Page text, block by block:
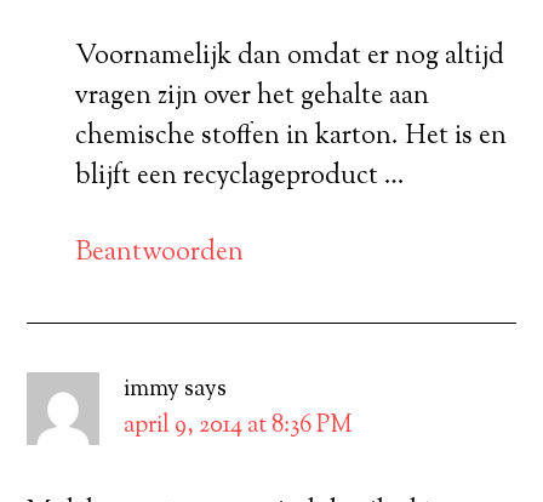
Voornamelijk dan omdat er nog altijd
vragen zijn over het gehalte aan
chemische stoffen in karton. Het is en
blijft een recyclageproduct …
Beantwoorden
immy says
april 9, 2014 at 8:36 PM